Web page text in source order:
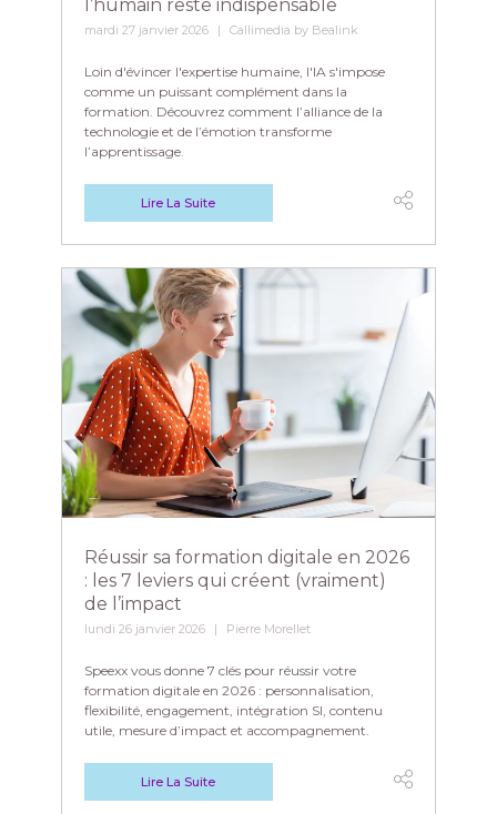
l’humain reste indispensable
mardi 27 janvier 2026 Callimedia by Bealink
Loin d'évincer l'expertise humaine, l'IA s'impose
comme un puissant complément dans la
formation. Découvrez comment l’alliance de la
technologie et de l’émotion transforme
l’apprentissage.
Lire La Suite
Réussir sa formation digitale en 2026
: les 7 leviers qui créent (vraiment)
de l’impact
lundi 26 janvier 2026 Pierre Morellet
Speexx vous donne 7 clés pour réussir votre
formation digitale en 2026 : personnalisation,
flexibilité, engagement, intégration SI, contenu
utile, mesure d’impact et accompagnement.
Lire La Suite